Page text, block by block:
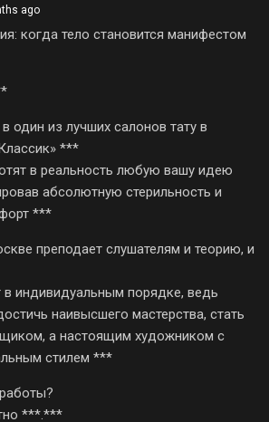
ago
когда тело становится манифестом
один из лучших салонов тату в
***
в реальность любую вашу идею
абсолютную стерильность и
***
преподает слушателям и теорию, и
в индивидуальным порядке, ведь
наивысшего мастерства, стать
а настоящим художником с
стилем ***
***.***